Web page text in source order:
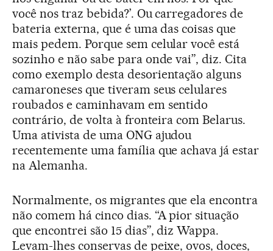
você nos traz bebida?’. Ou carregadores de
bateria externa, que é uma das coisas que
mais pedem. Porque sem celular você está
sozinho e não sabe para onde vai”, diz. Cita
como exemplo desta desorientação alguns
camaroneses que tiveram seus celulares
roubados e caminhavam em sentido
contrário, de volta à fronteira com Belarus.
Uma ativista de uma ONG ajudou
recentemente uma família que achava já estar
na Alemanha.
Normalmente, os migrantes que ela encontra
não comem há cinco dias. “A pior situação
que encontrei são 15 dias”, diz Wappa.
Levam-lhes conservas de peixe, ovos, doces,